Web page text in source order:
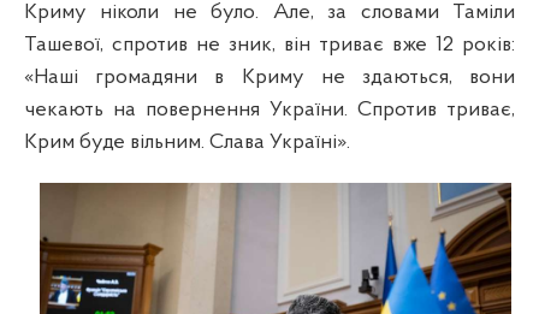
Криму ніколи не було. Але, за словами Таміли
Ташевої, спротив не зник, він триває вже 12 років:
«Наші громадяни в Криму не здаються, вони
чекають на повернення України. Спротив триває,
Крим буде вільним. Слава Україні».